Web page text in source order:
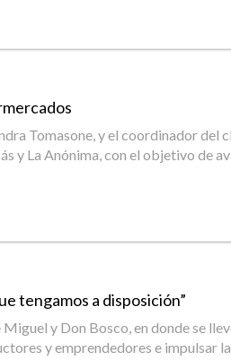
Tomasone, y el coordinador
La Anónima, con el objetivo de
tengamos a disposición”
y Don Bosco, en donde se
y emprendedores e impulsar